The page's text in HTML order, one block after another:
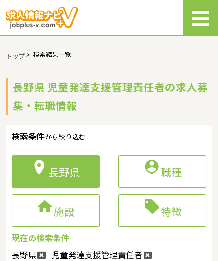
トップ> 検索結果一覧
長野県 児童発達支援管理責任者の求人募
集・転職情報
検索条件から絞り込む
 長野県 職種
施設 特徴
現在の検索条件
長野県
児童発達支援管理責任者